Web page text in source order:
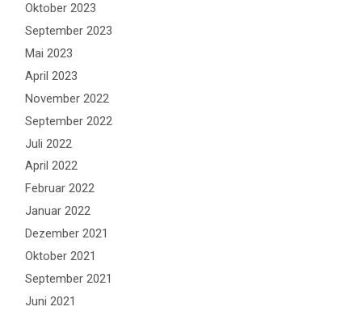
Oktober 2023
September 2023
Mai 2023
April 2023
November 2022
September 2022
Juli 2022
April 2022
Februar 2022
Januar 2022
Dezember 2021
Oktober 2021
September 2021
Juni 2021